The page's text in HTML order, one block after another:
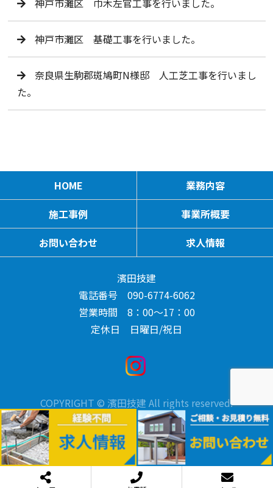
神戸市灘区 巾木左官工事を行いました。
神戸市灘区 基礎工事を行いました。
奈良県生駒郡斑鳩町N様邸 人工芝工事を行いまし
た。
HOME
業務内容
施工事例
事業所概要
お問い合わせ
求人情報
濱田技建
電話番号 090-6774-6062
営業時間 8：00～17：00
定休日 日曜日/祝日
COPYRIGHT © 濱田技建 All rights reserved.